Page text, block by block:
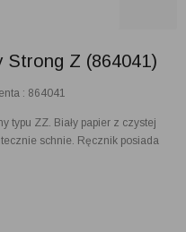
Strong Z (864041)
: 864041
typu ZZ. Biały papier z czystej
schnie. Ręcznik posiada